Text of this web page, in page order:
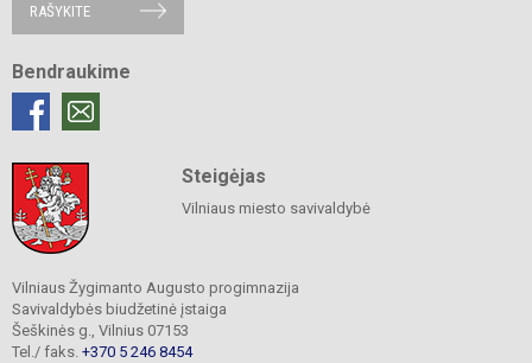
RAŠYKITE
Bendraukime
Steigėjas
Vilniaus miesto savivaldybė
Vilniaus Žygimanto Augusto progimnazija
Savivaldybės biudžetinė įstaiga
Šeškinės g., Vilnius 07153
Tel./ faks. +370 5 246 8454